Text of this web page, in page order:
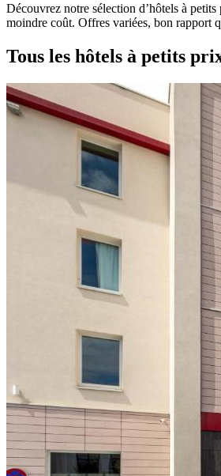
Découvrez notre sélection d’hôtels à
moindre coût. Offres variées, bon rapport
Tous les hôtels à petits